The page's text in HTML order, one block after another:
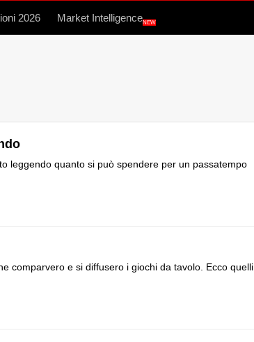
2026 Market IntelligenceNEW
leggendo quanto si può spendere per un passatempo
comparvero e si diffusero i giochi da tavolo. Ecco quelli